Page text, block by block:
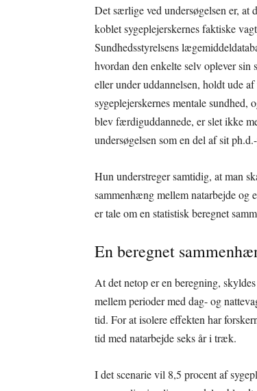
Det særlige ved undersøgelsen er, at
koblet sygeplejerskernes faktiske
Sundhedsstyrelsens
hvordan den enkelte selv oplever
eller under uddannelsen, holdt ude
sygeplejerskernes mentale sundhed,
blev færdiguddannede, er slet ikke
undersøgelsen som en del af sit
Hun understreger samtidig, at man
sammenhæng mellem natarbejde og
er tale om en statistisk beregnet
En beregnet
At det netop er en beregning,
mellem perioder med dag- og
tid. For at isolere effekten har
tid med natarbejde seks år i træk.
I det scenarie vil 8,5 procent af